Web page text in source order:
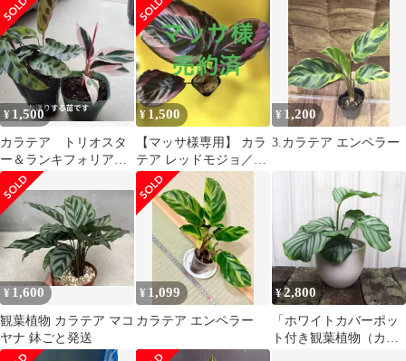
¥ 1,500
カラテア トリオスタ
ー＆ランキフォリア
２種セット 観葉植物
¥ 1,500
【マッサ様専用】 カラ
テア レッドモジョ／ピ
ンクスター
¥ 1,200
3.カラテア エンペラー
¥ 1,600
観葉植物 カラテア マコ
ヤナ 鉢ごと発送
¥ 1,099
カラテア エンペラー
¥2,800
「ホワイトカバーポッ
ト付き観葉植物（カラ